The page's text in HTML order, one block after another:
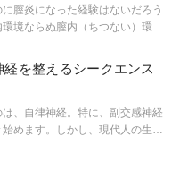
膣炎になった経験はないだろう
境ならぬ膣内（ちつない）環境
コンシャスに生きるために、知
産婦人科医で女性器の専門家で
話を伺った。
を整えるシークエンス
、自律神経。特に、副交感神経
めます。しかし、現代人の生活